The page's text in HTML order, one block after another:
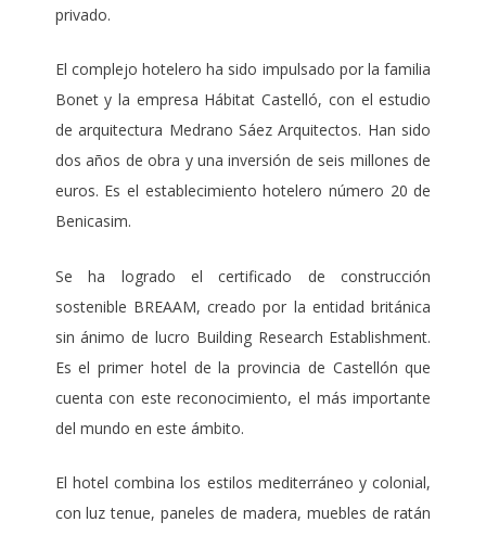
privado.
El complejo hotelero ha sido impulsado por la familia
Bonet y la empresa Hábitat Castelló, con el estudio
de arquitectura Medrano Sáez Arquitectos. Han sido
dos años de obra y una inversión de seis millones de
euros. Es el establecimiento hotelero número 20 de
Benicasim.
Se ha logrado el certificado de construcción
sostenible BREAAM, creado por la entidad británica
sin ánimo de lucro Building Research Establishment.
Es el primer hotel de la provincia de Castellón que
cuenta con este reconocimiento, el más importante
del mundo en este ámbito.
El hotel combina los estilos mediterráneo y colonial,
con luz tenue, paneles de madera, muebles de ratán